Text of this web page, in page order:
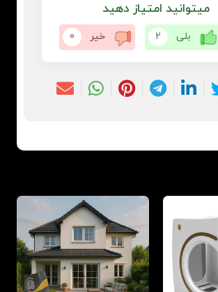
میتوانید امتیاز دهید
بلی 2 خیر 0